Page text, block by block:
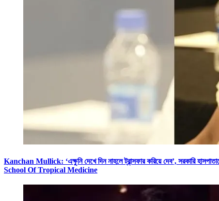
Kanchan Mullick: ‘এক্ষুনি দেখে দিন নাহলে ট্রান্সফার করিয়ে দেব’, সরকারি
School Of Tropical Medicine